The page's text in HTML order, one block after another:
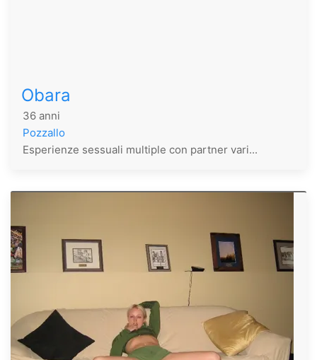
Obara
36 anni
Pozzallo
Esperienze sessuali multiple con partner vari...